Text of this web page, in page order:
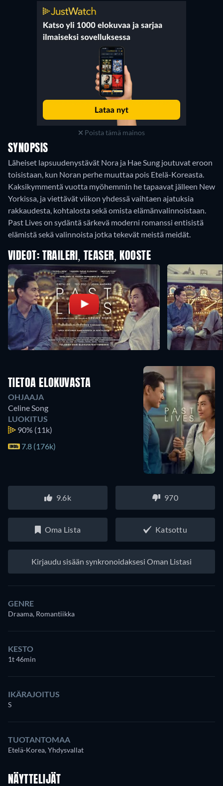
Poista tämä mainos
SYNOPSIS
Läheiset lapsuudenystävät Nora ja Hae Sung joutuvat eroon
toisistaan, kun Noran perhe muuttaa pois Etelä-Koreasta.
Kaksikymmentä vuotta myöhemmin he tapaavat jälleen New
Yorkissa, ja viettävät viikon yhdessä vaihtaen ajatuksia
rakkaudesta, kohtalosta sekä omista elämänvalinnoistaan.
Past Lives on sydäntä särkevä moderni romanssi entisistä
elämistä sekä valinnoista jotka tekevät meistä meidät.
VIDEOT: TRAILERI, TEASER, KOOSTE
TIETOA ELOKUVASTA
OHJAAJA
Celine Song
LUOKITUS
90% (11k)
7.8 (176k)
9.6k 970
Oma Lista Katsottu
Kirjaudu sisään synkronoidaksesi Oman Listasi
GENRE
Draama, Romantiikka
KESTO
1t 46min
IKÄRAJOITUS
S
TUOTANTOMAA
Etelä-Korea, Yhdysvallat
NÄYTTELIJÄT